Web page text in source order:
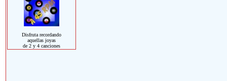
Disfruta recordando
aquellas joyas
de 2 y 4 canciones